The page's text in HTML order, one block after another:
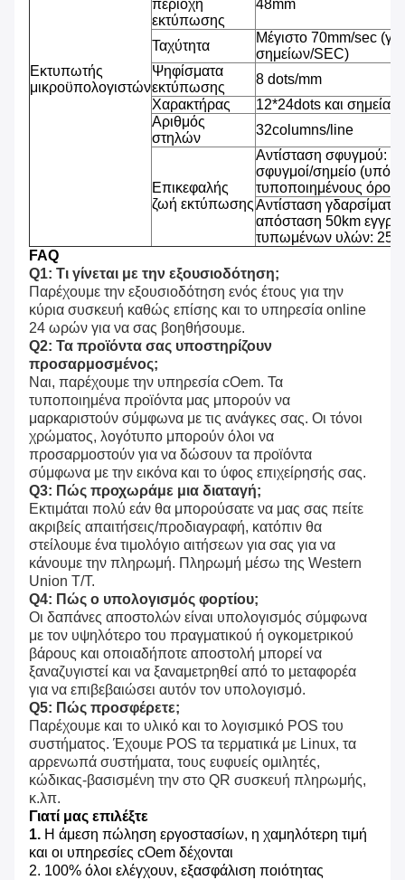
Εκτυπωτής
μικροϋπολογιστών
περιοχή
εκτύπωσης
48mm
Ταχύτητα
Μέγιστο 70mm/sec
σημείων/SEC)
Ψηφίσματα
εκτύπωσης
8 dots/mm
Χαρακτήρας
12*24dots και σημεία
Αριθμός
στηλών
32columns/line
Επικεφαλής
ζωή εκτύπωσης
Αντίσταση σφυγμού:
σφυγμοί/σημείο (υπό
τυποποιημένους
Αντίσταση
απόσταση 50km
τυπωμένων υλών: 25%
FAQ
Q1: Τι γίνεται με την εξουσιοδότηση;
Παρέχουμε την εξουσιοδότηση ενός έτους για την
κύρια συσκευή καθώς επίσης και το υπηρεσία online
24 ωρών για να σας βοηθήσουμε.
Q2: Τα προϊόντα σας υποστηρίζουν
προσαρμοσμένος;
Ναι, παρέχουμε την υπηρεσία cOem. Τα
τυποποιημένα προϊόντα μας μπορούν να
μαρκαριστούν σύμφωνα με τις ανάγκες σας. Οι τόνοι
χρώματος, λογότυπο μπορούν όλοι να
προσαρμοστούν για να δώσουν τα προϊόντα
σύμφωνα με την εικόνα και το ύφος επιχείρησής σας.
Q3: Πώς προχωράμε μια διαταγή;
Εκτιμάται πολύ εάν θα μπορούσατε να μας σας πείτε
ακριβείς απαιτήσεις/προδιαγραφή, κατόπιν θα
στείλουμε ένα τιμολόγιο αιτήσεων για σας για να
κάνουμε την πληρωμή. Πληρωμή μέσω της Western
Union T/T.
Q4: Πώς ο υπολογισμός φορτίου;
Οι δαπάνες αποστολών είναι υπολογισμός σύμφωνα
με τον υψηλότερο του πραγματικού ή ογκομετρικού
βάρους και οποιαδήποτε αποστολή μπορεί να
ξαναζυγιστεί και να ξαναμετρηθεί από το μεταφορέα
για να επιβεβαιώσει αυτόν τον υπολογισμό.
Q5: Πώς προσφέρετε;
Παρέχουμε και το υλικό και το λογισμικό POS του
συστήματος. Έχουμε POS τα τερματικά με Linux, τα
αρρενωπά συστήματα, τους ευφυείς ομιλητές,
κώδικας-βασισμένη την στο QR συσκευή πληρωμής,
κ.λπ.
Γιατί μας επιλέξτε
1. Η άμεση πώληση εργοστασίων, η χαμηλότερη τιμή
και οι υπηρεσίες cOem δέχονται
2. 100% όλοι ελέγχουν, εξασφάλιση ποιότητας